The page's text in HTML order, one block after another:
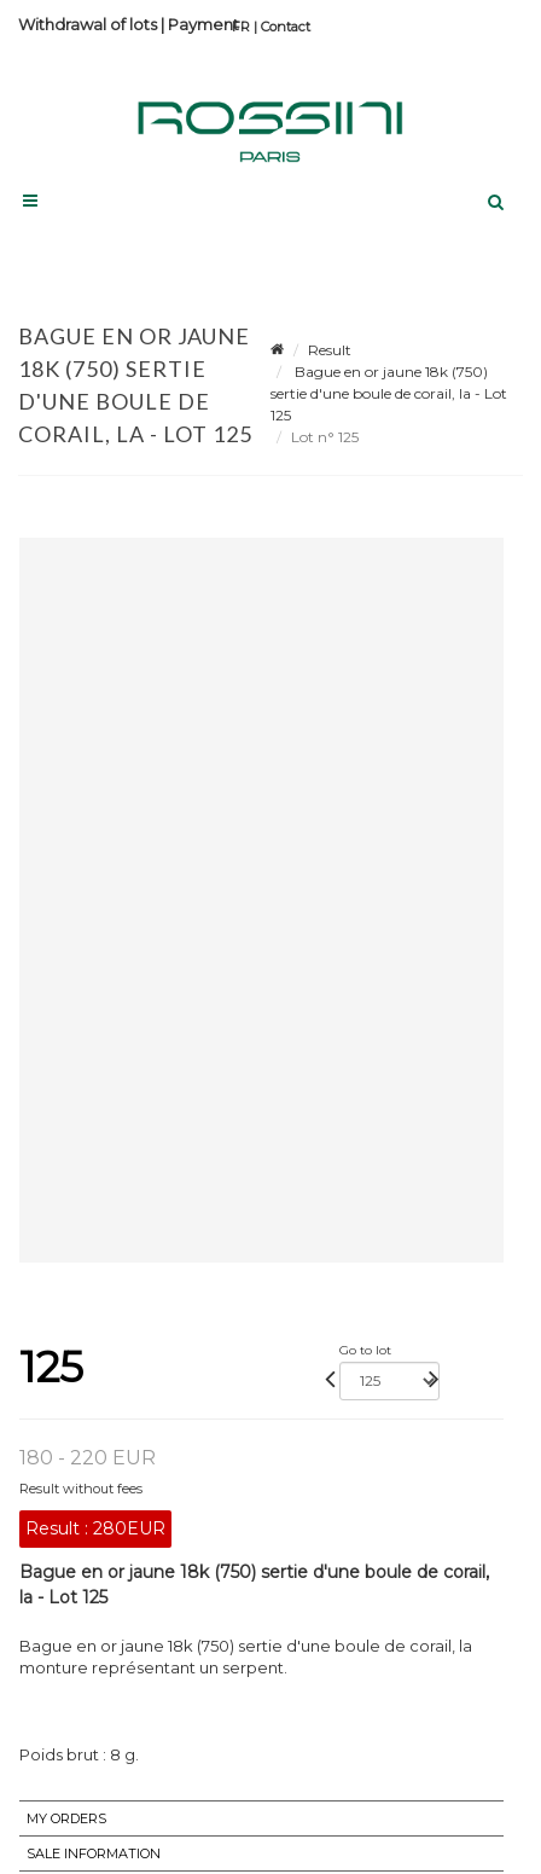
Contact
Withdrawal of lots| Payment
BAGUE EN OR JAUNE
18K (750) SERTIE
D'UNE BOULE DE
CORAIL, LA - LOT 125
Result
Bague en or jaune 18k (750)
sertie d'une boule de corail, la - Lot
125
Lot n° 125
125 Go to lot
180 - 220 EUR
Result without fees
Result : 280EUR
Bague en or jaune 18k (750) sertie d'une boule de corail,
la - Lot 125
Bague en or jaune 18k (750) sertie d'une boule de corail, la
monture représentant un serpent.
Poids brut : 8 g.
MY ORDERS
SALE INFORMATION